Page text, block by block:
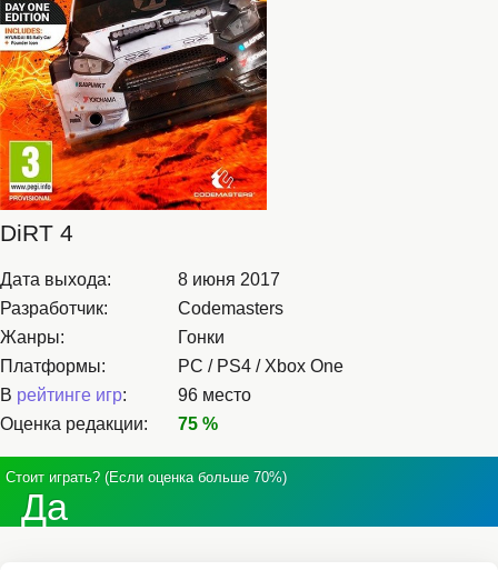
DiRT 4
Дата выхода:
8 июня 2017
Разработчик:
Codemasters
Жанры:
Гонки
Платформы:
PC / PS4 / Xbox One
В рейтинге игр:
96 место
Оценка редакции:
75 %
Стоит играть? (Если оценка больше 70%)
Да